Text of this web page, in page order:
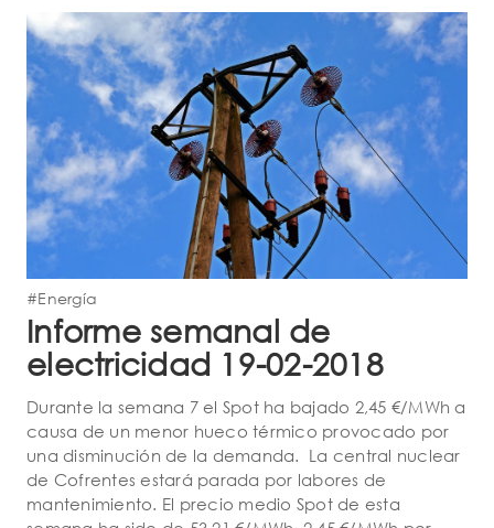
#Energía
Informe semanal de
electricidad 19-02-2018
Durante la semana 7 el Spot ha bajado 2,45 €/MWh a
causa de un menor hueco térmico provocado por
una disminución de la demanda. La central nuclear
de Cofrentes estará parada por labores de
mantenimiento. El precio medio Spot de esta